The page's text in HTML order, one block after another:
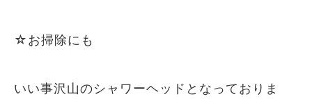
☆お掃除にも
いい事沢山のシャワーヘッドとなっておりま